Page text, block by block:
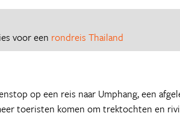
voor een rondreis Thailand
op een reis naar Umphang, een
toeristen komen om trektochten en